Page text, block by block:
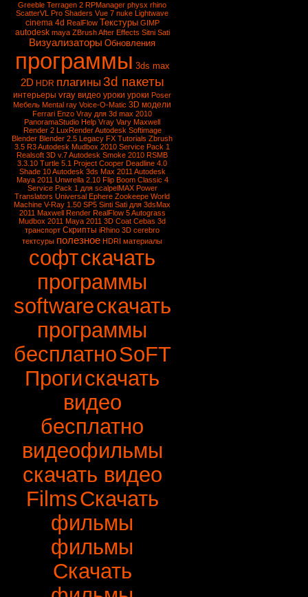
Greeble Terragen 2 RPManager physx rhino
ScatterVL Pro Shaders Vue 7 nuke Lightwave
cinema 4d RealFlow Текстуры GIMP
autodesk maya ZBrushAfter Effects Sitni Sati
Визуализаторы Обновления
программы 3ds max
2D HDR плагины 3d пакеты
интерьеры vray видео уроки уроки Poser
Мебель Mental ray Voice-O-Matic 3D модели
Ferrari Enzo Vray для 3d max 2010
PanoramaStudio Help Vray Vary Maxwell
Render 2 LuxRenderAutodesk Softimage
Blender Blender 2.5 Legacy FX Tutorials Zbrush
3.5 R3 Autodesk Mudbox 2010 Service Pack 1
Realsoft 3D v.7 Autodesk Smoke 2010 RSMB
3.3.10 Turtle 5.1 Project Cooper Deadline 4.0
Shade 10Autodesk 3ds Max 2011 Autodesk
Maya 2011 Unwrella 2.10 Flip Boom Classic 4
Service Pack 1 для scalpelMAX Power
Translators Universal Ephere Zookeepe World
Machine V-Ray 1.50 SP5 Sinti Sati для 3dsMax
2011 Maxwell Render RealFlow 5Autograss
Mudbox 2011 Maya 2011 3D Coat Cebas 3d
транспорт Скрипты iRhino 3D cerebro
тектсуры полезное HDRI материалы
софтскачать
программы
softwareскачать
программы
бесплатноSoFT
Прогискачать
видео
бесплатно
видеофильмы
скачать видео
FilmsСкачать
фильмы
фильмы
Скачать